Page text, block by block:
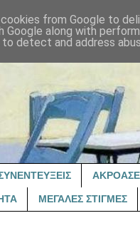
ΜΕΓΑΛΕΣ ΣΤΙΓΜΕΣ
from Google to
Google along with
detect and address